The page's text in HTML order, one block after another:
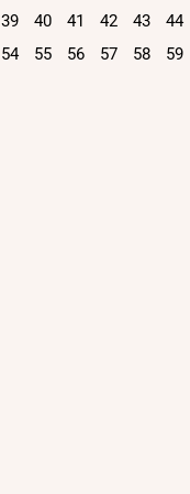
39 40 41 42 43
44
54 55 56 57 58 59